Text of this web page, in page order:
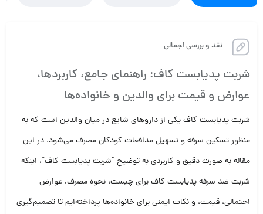
نقد و بررسی اجمالی
شربت پدیابست کاف: راهنمای جامع، کاربردها،
عوارض و قیمت برای والدین و خانواده‌ها
شربت پدیابست کاف یکی از داروهای شایع در میان والدین است که به
منظور تسکین سرفه و تسهیل مدافعات کودکان مصرف می‌شود. در این
مقاله به صورت دقیق و کاربردی به توضیح “شربت پدیابست کاف”، اینکه
شربت ضد سرفه پدیابست کاف برای چیست، نحوه مصرف، عوارض
احتمالی، قیمت، و نکات ایمنی برای خانواده‌ها پرداخته‌ایم تا تصمیم‌گیری